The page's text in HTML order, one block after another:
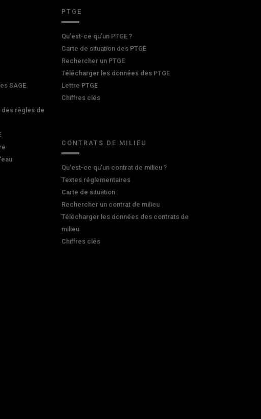
SAGE
des règles de
PTGE
Qu’est-ce qu’un PTGE ?
Carte de situation des PTGE
Rechercher un PTGE
Télécharger les données des PTGE
Lettre PTGE
Chiffres clés
CONTRATS DE MILIEU
Qu'est-ce qu'un contrat de milieu ?
Textes réglementaires
Carte de situation
Rechercher un contrat de milieu
Télécharger les données des contrats de
milieu
Chiffres clés